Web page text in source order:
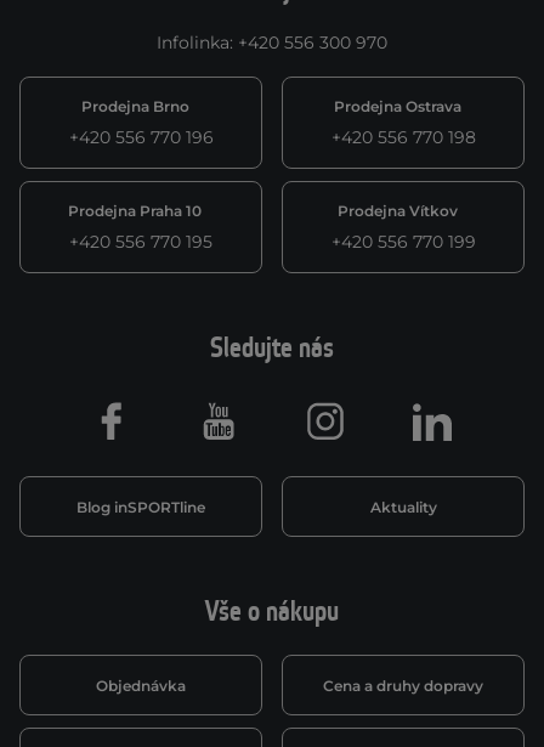
Infolinka: +420 556 300 970
Prodejna Brno
+420 556 770 196
Prodejna Ostrava
+420 556 770 198
Prodejna Praha 10
+420 556 770 195
Prodejna Vítkov
+420 556 770 199
Vše o nákupu
Objednávka Cena a druhy dopravy
Sledujte nás
Blog inSPORTline Aktuality
Facebook Youtube Instagram LinkedIn